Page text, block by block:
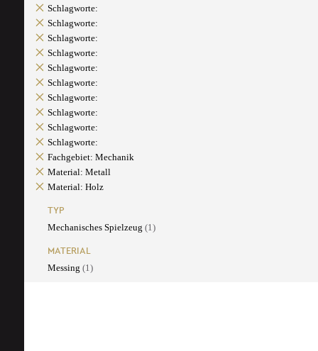
Schlagworte:
Schlagworte:
Schlagworte:
Schlagworte:
Schlagworte:
Schlagworte:
Schlagworte:
Schlagworte:
Schlagworte:
Schlagworte:
Fachgebiet: Mechanik
Material: Metall
Material: Holz
TYP
Mechanisches Spielzeug (1)
MATERIAL
Messing (1)